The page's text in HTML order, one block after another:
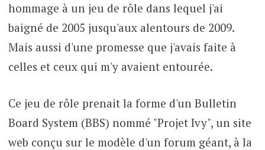
hommage à un jeu de rôle dans lequel j'ai
baigné de 2005 jusqu'aux alentours de 2009.
Mais aussi d'une promesse que j'avais faite à
celles et ceux qui m'y avaient entourée.
Ce jeu de rôle prenait la forme d'un Bulletin
Board System (BBS) nommé "Projet Ivy", un site
web conçu sur le modèle d'un forum géant, à la